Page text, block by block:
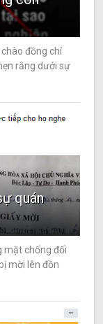
đồng chí
rằng dưới sự
quán
mặt chống đối
mời lên đồn